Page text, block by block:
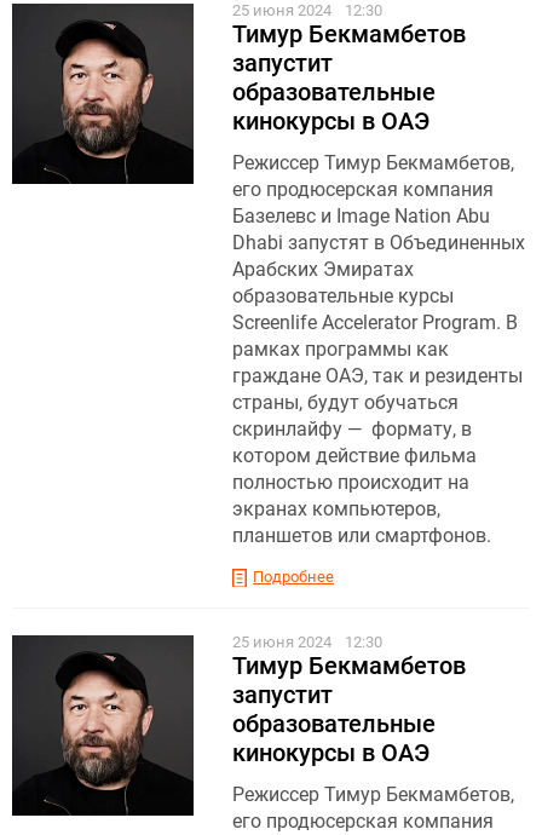
25 июня 2024 12:30
Тимур Бекмамбетов
запустит
образовательные
кинокурсы в ОАЭ
Режиссер Тимур Бекмамбетов,
его продюсерская компания
Базелевс и Image Nation Abu
Dhabi запустят в Объединенных
Арабских Эмиратах
образовательные курсы
Screenlife Accelerator Program. В
рамках программы как
граждане ОАЭ, так и резиденты
страны, будут обучаться
скринлайфу — формату, в
котором действие фильма
полностью происходит на
экранах компьютеров,
планшетов или смартфонов.
Подробнее
25 июня 2024 12:30
Тимур Бекмамбетов
запустит
образовательные
кинокурсы в ОАЭ
Режиссер Тимур Бекмамбетов,
его продюсерская компания